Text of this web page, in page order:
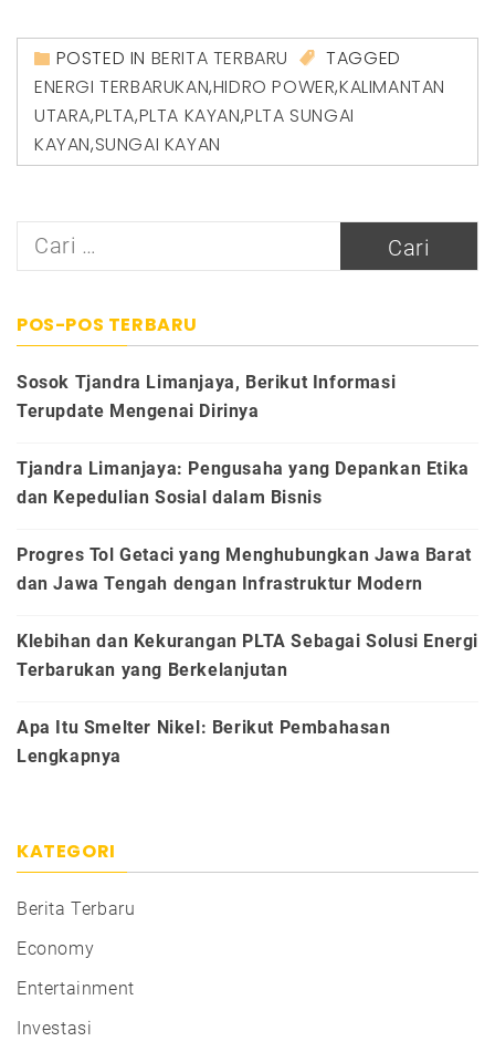
POSTED IN BERITA TERBARU
TAGGED
ENERGI TERBARUKAN,HIDRO POWER,KALIMANTAN
UTARA,PLTA,PLTA KAYAN,PLTA SUNGAI
KAYAN,SUNGAI KAYAN
Cari
POS-POS TERBARU
Sosok Tjandra Limanjaya, Berikut Informasi
Terupdate Mengenai Dirinya
Tjandra Limanjaya: Pengusaha yang Depankan Etika
dan Kepedulian Sosial dalam Bisnis
Progres Tol Getaci yang Menghubungkan Jawa Barat
dan Jawa Tengah dengan Infrastruktur Modern
Klebihan dan Kekurangan PLTA Sebagai Solusi Energi
Terbarukan yang Berkelanjutan
Apa Itu Smelter Nikel: Berikut Pembahasan
Lengkapnya
KATEGORI
Berita Terbaru
Economy
Entertainment
Investasi